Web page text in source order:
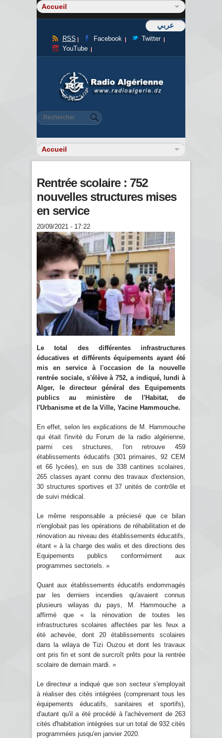
عربي
RSS Facebook
Twitter
YouTube
Formulaire de recherche
Rechercher
Rentrée scolaire : 752
nouvelles structures mises
en service
20/09/2021 - 17:22
Le total des différentes infrastructures
éducatives et différents équipements ayant été
mis en service à l'occasion de la nouvelle
rentrée sociale, s'élève à 752, a indiqué, lundi à
Alger, le directeur général des Equipements
publics au ministère de l'Habitat, de
l'Urbanisme et de la Ville, Yacine Hammouche.
En effet, selon les explications de M. Hammouche
qui était l'invité du Forum de la radio algérienne,
parmi ces structures, l'on retrouve 459
établissements éducatifs (301 primaires, 92 CEM
et 66 lycées), en sus de 338 cantines scolaires,
265 classes ayant connu des travaux d'extension,
30 structures sportives et 37 unités de contrôle et
de suivi médical.
Le même responsable a préciesé que ce bilan
n'englobait pas les opérations de réhabilitation et de
rénovation au niveau des établissements éducatifs,
étant « à la charge des walis et des directions des
Equipements publics conformément aux
programmes sectoriels. »
Quant aux établissements éducatifs endommagés
par les derniers incendies qu'avaient connus
plusieurs wilayas du pays, M. Hammouche a
affirmé que « la rénovation de toutes les
infrastructures scolaires affectées par les feux a
été achevée, dont 20 établissements scolaires
dans la wilaya de Tizi Ouzou et dont les travaux
ont pris fin et sont de surcroît prêts pour la rentrée
scolaire de demain mardi. »
Le directeur a indiqué que son secteur s'employait
à réaliser des cités intégrées (comprenant tous les
équipements éducatifs, sanitaires et sportifs),
d'autant qu'il a été procédé à l'achèvement de 263
cités d'habitation intégrées sur un total de 932 cités
programmées jusqu'en janvier 2020.